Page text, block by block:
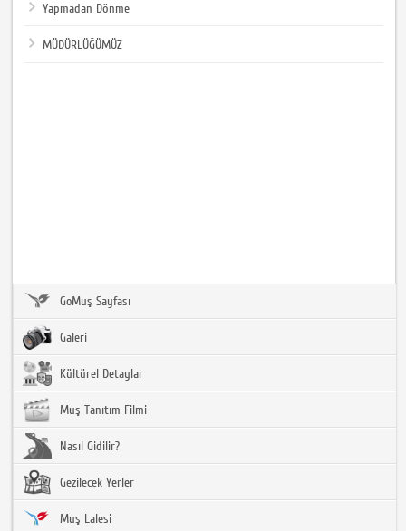
Yapmadan Dönme
MÜDÜRLÜĞÜMÜZ
GoMuş Sayfası
Galeri
Kültürel Detaylar
Muş Tanıtım Filmi
Nasıl Gidilir?
Gezilecek Yerler
Muş Lalesi